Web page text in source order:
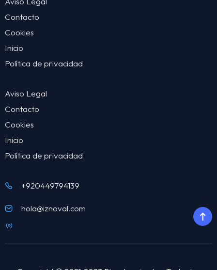
Contacto
Cookies
Inicio
Política de privacidad
Aviso Legal
Contacto
Cookies
Inicio
Política de privacidad
+920449794139
hola@iznoval.com